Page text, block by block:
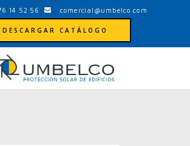
14 52 56 comercial@umbelco.com
DESCARGAR CATÁLOGO